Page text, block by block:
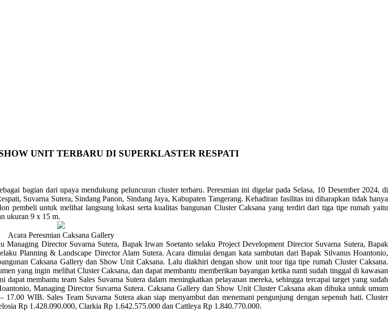
UNIT TERBARU DI SUPERKLASTER RESPATI
bagian dari upaya mendukung peluncuran cluster terbaru. Peresmian ini digelar pada Selasa, 10 Desember 2024, di
Suvarna Sutera, Sindang Panon, Sindang Jaya, Kabupaten Tangerang. Kehadiran fasilitas ini diharapkan tidak hanya
pembeli untuk melihat langsung lokasi serta kualitas bangunan Cluster Caksana yang terdiri dari tiga tipe rumah yaitu
ukuran 9 x 15 m.
Acara Peresmian Caksana Gallery
Director Suvarna Sutera, Bapak Irwan Soetanto selaku Project Development Director Suvarna Sutera, Bapak
Planning & Landscape Director Alam Sutera. Acara dimulai dengan kata sambutan dari Bapak Silvanus Hoantonio,
Caksana Gallery dan Show Unit Caksana. Lalu diakhiri dengan show unit tour tiga tipe rumah Cluster Caksana.
yang ingin melihat Cluster Caksana, dan dapat membantu memberikan bayangan ketika nanti sudah tinggal di kawasan
membantu team Sales Suvarna Sutera dalam meningkatkan pelayanan mereka, sehingga tercapai target yang sudah
Managing Director Suvarna Sutera. Caksana Gallery dan Show Unit Cluster Caksana akan dibuka untuk umum
WIB. Sales Team Suvarna Sutera akan siap menyambut dan menemani pengunjung dengan sepenuh hati. Cluster
Rp 1.428.090.000, Clarkia Rp 1.642.575.000 dan Cattleya Rp 1.840.770.000.